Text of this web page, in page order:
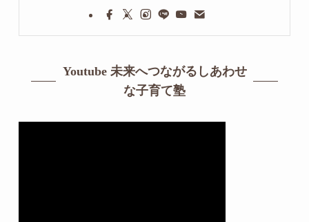
Youtube 未来へつながるしあわせ
な子育て塾